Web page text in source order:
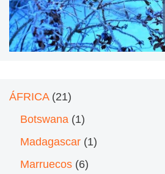
ÁFRICA(21)
Botswana (1)
Madagascar (1)
Marruecos (6)